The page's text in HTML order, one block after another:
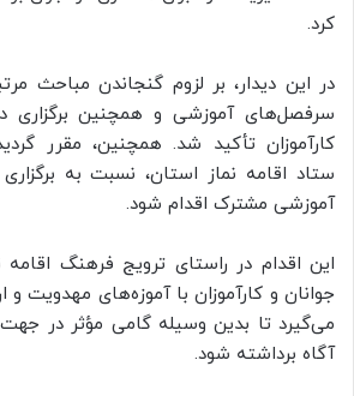
کرد.
در این دیدار، بر لزوم گنجاندن مباحث
سرفصل‌های آموزشی و همچنین برگزاری
کارآموزان تأکید شد. همچنین، مقرر
ستاد اقامه نماز استان، نسبت به
آموزشی مشترک اقدام شود.
این اقدام در راستای ترویج فرهنگ اقامه
جوانان و کارآموزان با آموزه‌های
می‌گیرد تا بدین وسیله گامی مؤثر در
آگاه برداشته شود.